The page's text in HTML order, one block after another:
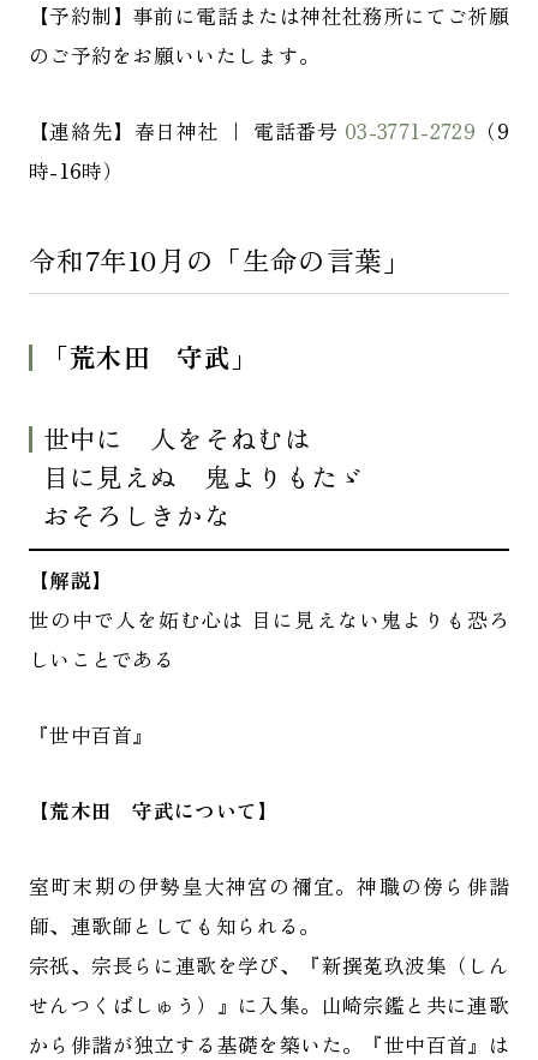
【予約制】事前に電話または神社社務所にてご祈願
のご予約をお願いいたします。
【連絡先】春日神社 ｜ 電話番号 03-3771-2729 （9
時-16時）
令和7年10月の「生命の言葉」
「荒木田 守武 」
世中に 人をそねむは
目に見えぬ 鬼よりもたゞ
おそろしきかな
【解説】
世の中で人を妬む心は 目に見えない鬼よりも恐ろ
しいことである
『世中百首』
【荒木田 守武について】
室町末期の伊勢皇大神宮の禰宜。神職の傍ら俳諧
師、連歌師としても知られる。
宗祇、宗長らに連歌を学び、『新撰菟玖波集（しん
せんつくばしゅう）』に入集。山崎宗鑑と共に連歌
から俳諧が独立する基礎を築いた。『世中百首』は